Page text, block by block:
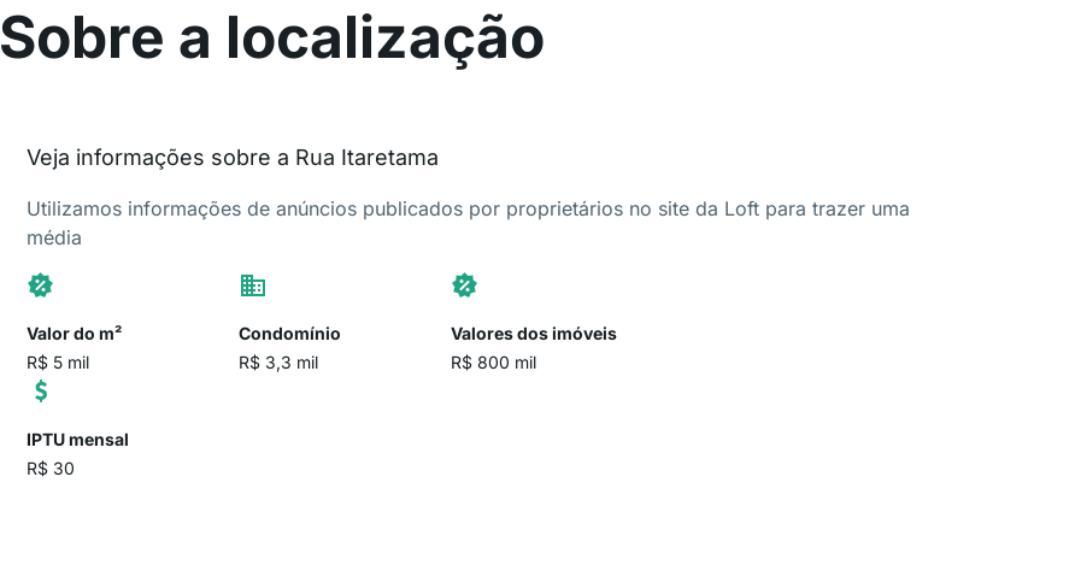
Sobre a localização
Veja informações sobre a Rua Itaretama
Utilizamos informações de anúncios publicados por proprietários no site da Loft para trazer uma
média
Valor do m²
R$ 5 mil
Condomínio
R$ 3,3 mil
Valores dos imóveis
R$ 800 mil
IPTU mensal
R$ 30